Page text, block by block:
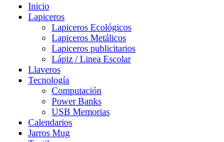
Inicio
Lapiceros
Lapiceros Ecológicos
Lapiceros Metálicos
Lapiceros publicitarios
Lápiz / Linea Escolar
Llaveros
Tecnología
Computación
Power Banks
USB Memorias
Calendarios
Jarros Mug